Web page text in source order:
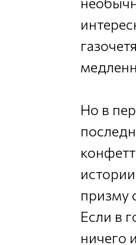
Но в
призму
Если в
ничего